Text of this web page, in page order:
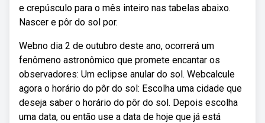
e crepúsculo para o mês inteiro nas tabelas abaixo.
Nascer e pôr do sol por.
Webno dia 2 de outubro deste ano, ocorrerá um
fenômeno astronômico que promete encantar os
observadores: Um eclipse anular do sol. Webcalcule
agora o horário do pôr do sol: Escolha uma cidade que
deseja saber o horário do pôr do sol. Depois escolha
uma data, ou então use a data de hoje que já está